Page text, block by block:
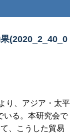
(2020_2_40_0
り、アジア・太平
いる。本研究会で
、こうした貿易